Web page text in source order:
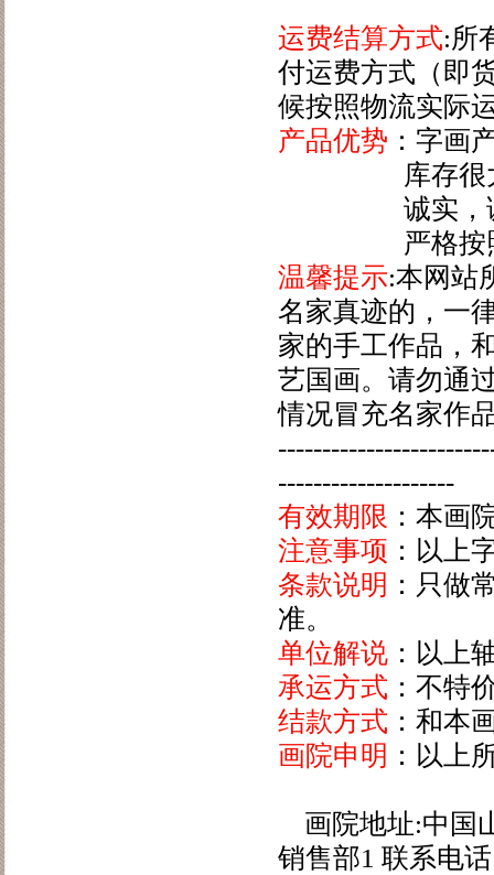
运费结算方式:所
付运费方式（即
候按照物流实际
产品优势 ：字画
库存很大可
诚实，诚信
严格按照客
温馨提示:本网站
名家真迹的，一
家的手工作品，
艺国画。请勿通
情况冒充名家作
--------------------
有效期限 ：本画
注意事项 ：以上
条款说明 ：只做
准。
单位解说 ：以上
承运方式 ：不特
结款方式 ：和本
画院申明 ：以上
画院地址:中国
销售部1 联系电